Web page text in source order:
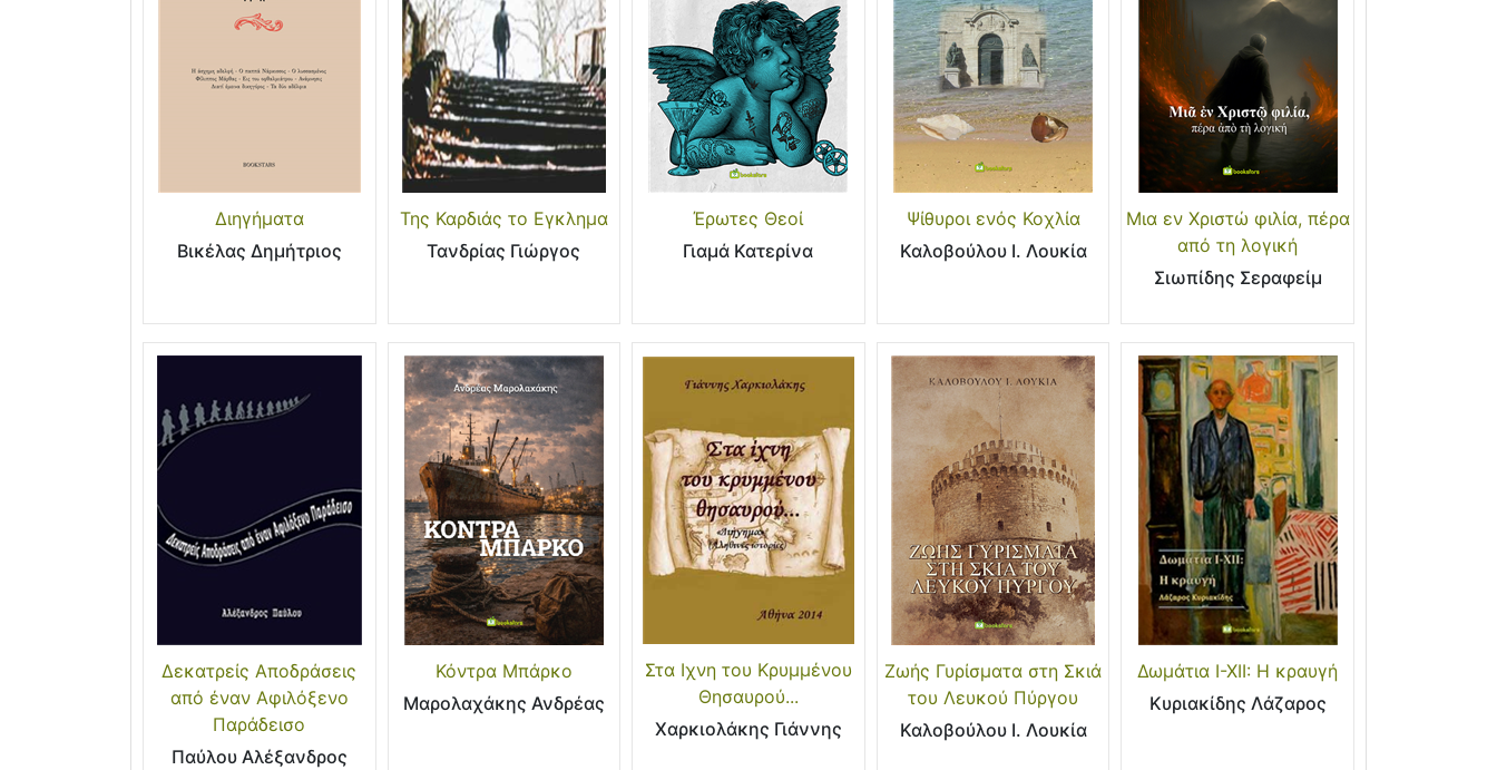
Διηγήματα
Βικέλας Δημήτριος
Της Καρδιάς το Εγκλημα
Τανδρίας Γιώργος
Έρωτες Θεοί
Γιαμά Κατερίνα
Ψίθυροι ενός Κοχλία
Καλοβούλου Ι. Λουκία
Μια εν Χριστώ φιλία, πέρα
από τη λογική
Σιωπίδης Σεραφείμ
Δεκατρείς Αποδράσεις
από έναν Αφιλόξενο
Παράδεισο
Παύλου Αλέξανδρος
Κόντρα Μπάρκο
Μαρολαχάκης Ανδρέας
Στα Ιχνη του Κρυμμένου
Θησαυρού...
Χαρκιολάκης Γιάννης
Ζωής Γυρίσματα στη Σκιά
του Λευκού Πύργου
Καλοβούλου Ι. Λουκία
Δωμάτια Ι-ΧΙΙ: Η κραυγή
Κυριακίδης Λάζαρος